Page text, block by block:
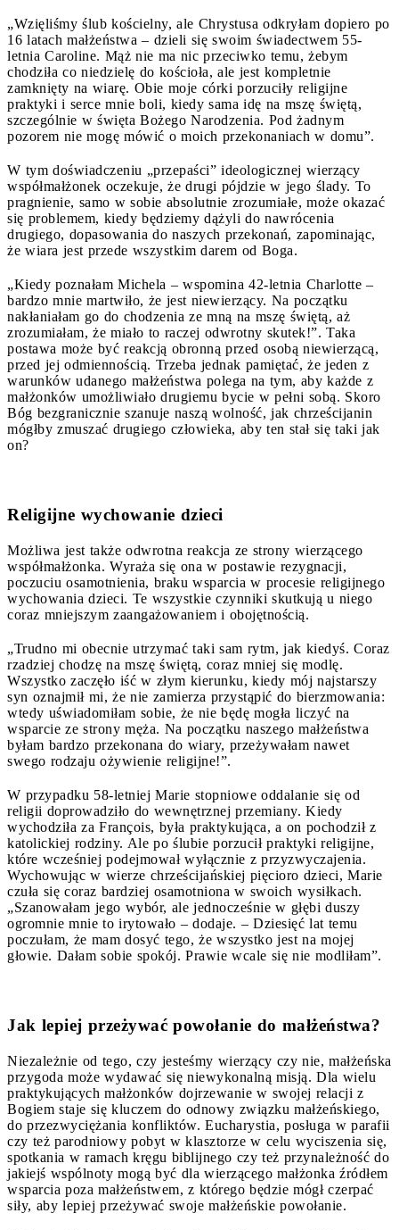
„Wzięliśmy ślub kościelny, ale Chrystusa odkryłam dopiero po
16 latach małżeństwa – dzieli się swoim świadectwem 55-
letnia Caroline. Mąż nie ma nic przeciwko temu, żebym
chodziła co niedzielę do kościoła, ale jest kompletnie
zamknięty na wiarę. Obie moje córki porzuciły religijne
praktyki i serce mnie boli, kiedy sama idę na mszę świętą,
szczególnie w święta Bożego Narodzenia. Pod żadnym
pozorem nie mogę mówić o moich przekonaniach w domu”.
W tym doświadczeniu „przepaści” ideologicznej wierzący
współmałżonek oczekuje, że drugi pójdzie w jego ślady. To
pragnienie, samo w sobie absolutnie zrozumiałe, może okazać
się problemem, kiedy będziemy dążyli do nawrócenia
drugiego, dopasowania do naszych przekonań, zapominając,
że wiara jest przede wszystkim darem od Boga.
„Kiedy poznałam Michela – wspomina 42-letnia Charlotte –
bardzo mnie martwiło, że jest niewierzący. Na początku
nakłaniałam go do chodzenia ze mną na mszę świętą, aż
zrozumiałam, że miało to raczej odwrotny skutek!”. Taka
postawa może być reakcją obronną przed osobą niewierzącą,
przed jej odmiennością. Trzeba jednak pamiętać, że jeden z
warunków udanego małżeństwa polega na tym, aby każde z
małżonków umożliwiało drugiemu bycie w pełni sobą. Skoro
Bóg bezgranicznie szanuje naszą wolność, jak chrześcijanin
mógłby zmuszać drugiego człowieka, aby ten stał się taki jak
on?
Religijne wychowanie dzieci
Możliwa jest także odwrotna reakcja ze strony wierzącego
współmałżonka. Wyraża się ona w postawie rezygnacji,
poczuciu osamotnienia, braku wsparcia w procesie religijnego
wychowania dzieci. Te wszystkie czynniki skutkują u niego
coraz mniejszym zaangażowaniem i obojętnością.
„Trudno mi obecnie utrzymać taki sam rytm, jak kiedyś. Coraz
rzadziej chodzę na mszę świętą, coraz mniej się modlę.
Wszystko zaczęło iść w złym kierunku, kiedy mój najstarszy
syn oznajmił mi, że nie zamierza przystąpić do bierzmowania:
wtedy uświadomiłam sobie, że nie będę mogła liczyć na
wsparcie ze strony męża. Na początku naszego małżeństwa
byłam bardzo przekonana do wiary, przeżywałam nawet
swego rodzaju ożywienie religijne!”.
W przypadku 58-letniej Marie stopniowe oddalanie się od
religii doprowadziło do wewnętrznej przemiany. Kiedy
wychodziła za François, była praktykująca, a on pochodził z
katolickiej rodziny. Ale po ślubie porzucił praktyki religijne,
które wcześniej podejmował wyłącznie z przyzwyczajenia.
Wychowując w wierze chrześcijańskiej pięcioro dzieci, Marie
czuła się coraz bardziej osamotniona w swoich wysiłkach.
„Szanowałam jego wybór, ale jednocześnie w głębi duszy
ogromnie mnie to irytowało – dodaje. – Dziesięć lat temu
poczułam, że mam dosyć tego, że wszystko jest na mojej
głowie. Dałam sobie spokój. Prawie wcale się nie modliłam”.
Jak lepiej przeżywać powołanie do małżeństwa?
Niezależnie od tego, czy jesteśmy wierzący czy nie, małżeńska
przygoda może wydawać się niewykonalną misją. Dla wielu
praktykujących małżonków dojrzewanie w swojej relacji z
Bogiem staje się kluczem do odnowy związku małżeńskiego,
do przezwyciężania konfliktów. Eucharystia, posługa w parafii
czy też parodniowy pobyt w klasztorze w celu wyciszenia się,
spotkania w ramach kręgu biblijnego czy też przynależność do
jakiejś wspólnoty mogą być dla wierzącego małżonka źródłem
wsparcia poza małżeństwem, z którego będzie mógł czerpać
siły, aby lepiej przeżywać swoje małżeńskie powołanie.